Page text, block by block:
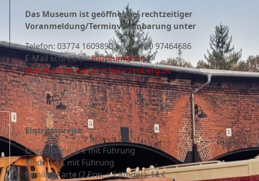
Das Museum ist geöffnet bei rechtzeitiger
Voranmeldung/Terminvereinbarung unter
Telefon: 03774 1609890 oder 0160 97464686
E-Mail schreiben:museum@vse-
eisenbahnmuseum-schwarzenberg.de
Eintrittspreise
Erwachsene: 6 € mit Führung
Kinder: 4 € mit Führung
Familienkarte (2 Erw. + 2 Kinder): 14 €